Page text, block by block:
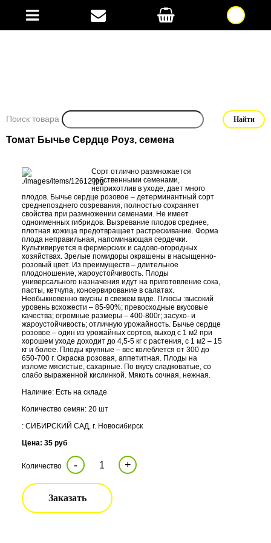
Поиск товара
Томат Бычье Сердце Роуз, семена
Сорт отлично размножается
собственными семенами,
неприхотлив в уходе, дает много
плодов. Бычье сердце розовое – детерминантный сорт
среднепозднего созревания, полностью сохраняет
свойства при размножении семенами. Не имеет
одноименных гибридов. Вызревание плодов среднее,
плотная кожица предотвращает растрескивание. Форма
плода неправильная, напоминающая сердечки.
Культивируется в фермерских и садово-огородных
хозяйствах. Зрелые помидоры окрашены в насыщенно-
розовый цвет. Из преимуществ – длительное
плодоношение, жароустойчивость. Плоды
универсального назначения идут на приготовление сока,
пасты, кетчупа, консервирование в салатах.
Необыкновенно вкусны в свежем виде. Плюсы :высокий
уровень всхожести – 85-90%; превосходные вкусовые
качества; огромные размеры – 400-800г; засухо- и
жароустойчивость; отличную урожайность. Бычье сердце
розовое – один из урожайных сортов, выход с 1 м2 при
хорошем уходе доходит до 4,5-5 кг с растения, с 1 м2 – 15
кг и более. Плоды крупные – вес колеблется от 300 до
650-700 г. Окраска розовая, аппетитная. Плоды на
изломе мясистые, сахарные. По вкусу сладковатые, со
слабо выраженной кислинкой. Мякоть сочная, нежная.
Наличие: Есть на складе
Количество семян: 20 шт
: СИБИРСКИЙ САД, г. Новосибирск
Цена: 35 руб
Количество - +
Заказать